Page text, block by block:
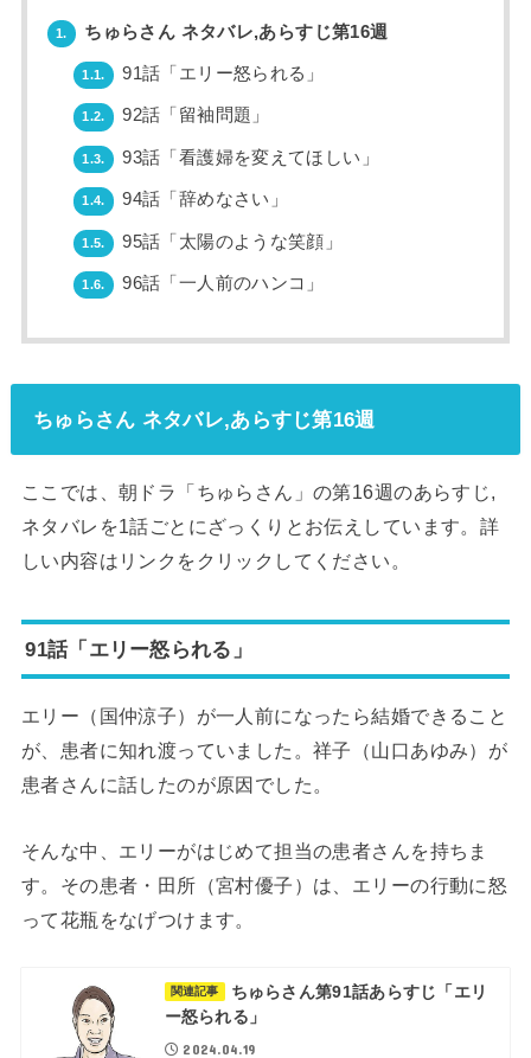
1. ちゅらさん ネタバレ,あらすじ第16週
1.1. 91話「エリー怒られる」
1.2. 92話「留袖問題」
1.3. 93話「看護婦を変えてほしい」
1.4. 94話「辞めなさい」
1.5. 95話「太陽のような笑顔」
1.6. 96話「一人前のハンコ」
ちゅらさん ネタバレ,あらすじ第16週
ここでは、朝ドラ「ちゅらさん」の第16週のあらすじ,
ネタバレを1話ごとにざっくりとお伝えしています。詳
しい内容はリンクをクリックしてください。
91話「エリー怒られる」
エリー（国仲涼子）が一人前になったら結婚できること
が、患者に知れ渡っていました。祥子（山口あゆみ）が
患者さんに話したのが原因でした。
そんな中、エリーがはじめて担当の患者さんを持ちま
す。その患者・田所（宮村優子）は、エリーの行動に怒
って花瓶をなげつけます。
関連記事
ちゅらさん第91話あらすじ「エリ
ー怒られる」
2024.04.19